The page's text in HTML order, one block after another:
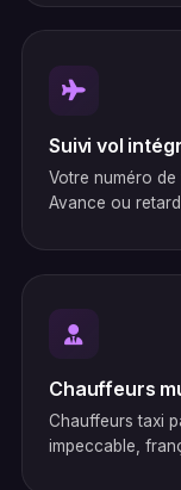
Suivi vol
Votre numéro
Avance ou
Chauffeurs
Chauffeurs taxi
impeccable,